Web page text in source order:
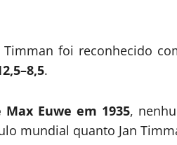
foi reconhecido
.
Euwe em 1935,
mundial quanto Jan